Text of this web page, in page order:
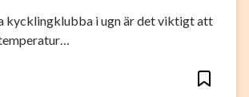
kycklingklubba i ugn är det viktigt att